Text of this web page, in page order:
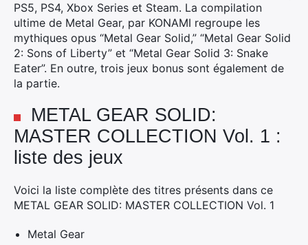
PS5, PS4, Xbox Series et Steam. La compilation
ultime de Metal Gear, par KONAMI regroupe les
mythiques opus “Metal Gear Solid,” “Metal Gear Solid
2: Sons of Liberty” et “Metal Gear Solid 3: Snake
Eater”. En outre, trois jeux bonus sont également de
la partie.
METAL GEAR SOLID:
MASTER COLLECTION Vol. 1 :
liste des jeux
Voici la liste complète des titres présents dans ce
METAL GEAR SOLID: MASTER COLLECTION Vol. 1
Metal Gear